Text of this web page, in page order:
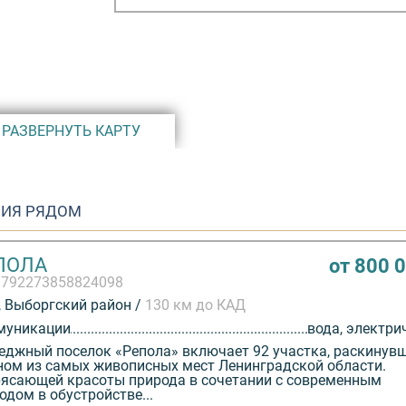
Парице" -
РАЗВЕРНУТЬ КАРТУ
РЯДОМ
от 800
район / 130 км до КАД
вода,
поселок «Репола» включает 92 участка,
из самых живописных мест Ленинградской области.
красоты природа в сочетании с современным
в обустройстве...